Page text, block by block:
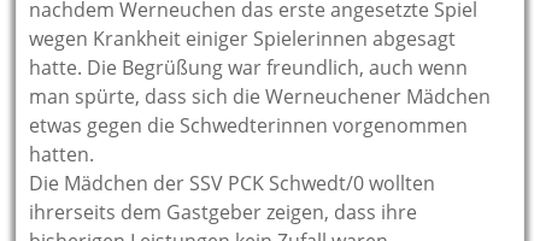
nachdem Werneuchen das erste angesetzte Spiel
wegen Krankheit einiger Spielerinnen abgesagt
hatte. Die Begrüßung war freundlich, auch wenn
man spürte, dass sich die Werneuchener Mädchen
etwas gegen die Schwedterinnen vorgenommen
hatten.
Die Mädchen der SSV PCK Schwedt/0 wollten
ihrerseits dem Gastgeber zeigen, dass ihre